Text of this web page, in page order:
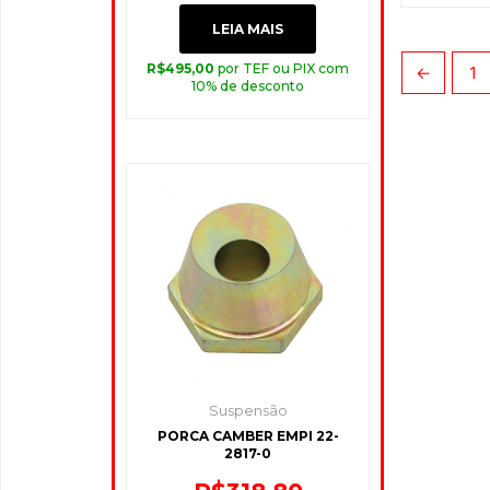
LEIA MAIS
R$495,00 por TEF ou PIX com
10% de desconto
Suspensão
PORCA CAMBER EMPI 22-
2817-0
← 1